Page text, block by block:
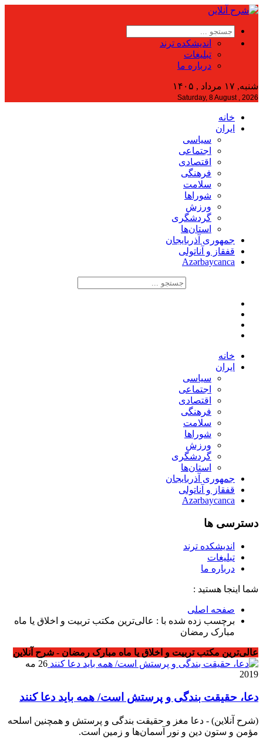
اندیشکده ترند
تبلیغات
درباره ما
شنبه, ۱۷ مرداد , ۱۴۰۵
Saturday, 8 August , 2026
خانه
ایران
سیاسی
اجتماعی
اقتصادی
فرهنگی
سلامت
شوراها
ورزش
گردشگری
استان‌ها
جمهوری آذربایجان
قفقاز و آناتولی
Azərbaycanca
خانه
ایران
سیاسی
اجتماعی
اقتصادی
فرهنگی
سلامت
شوراها
ورزش
گردشگری
استان‌ها
جمهوری آذربایجان
قفقاز و آناتولی
Azərbaycanca
دسترسی ها
اندیشکده ترند
تبلیغات
درباره ما
شما اینجا هستید :
صفحه اصلی
برچسب زده شده با : عالی‌ترین مکتب تربیت و اخلاق یا ماه
مبارک رمضان
عالی‌ترین مکتب تربیت و اخلاق یا ماه مبارک رمضان - شرح آنلاین
26 مه
2019
دعا، حقیقت بندگی و پرستش است/ همه باید دعا کنند
(شرح آنلاین) - دعا مغز و حقیقت بندگی و پرستش و همچنین اسلحه
مؤمن و ستون دین و نور آسمان‌ها و زمین است.